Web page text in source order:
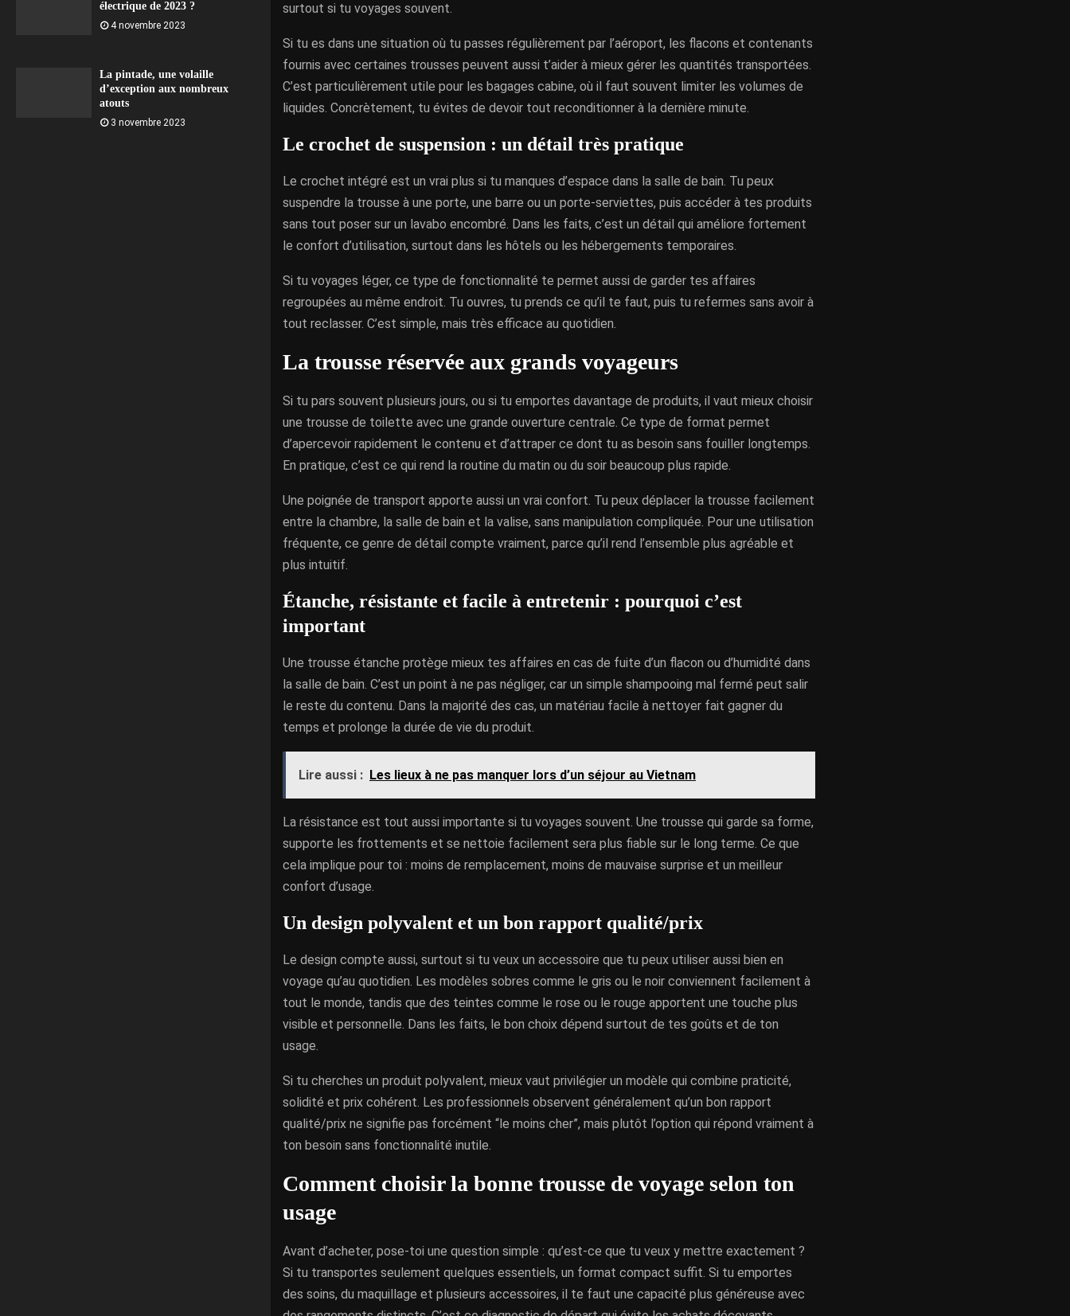
électrique de 2023 ?
4 novembre 2023
La pintade, une volaille
d’exception aux nombreux
atouts
3 novembre 2023
surtout si tu voyages souvent.
Si tu es dans une situation où tu passes régulièrement par l’aéroport, les flacons et contenants
fournis avec certaines trousses peuvent aussi t’aider à mieux gérer les quantités transportées.
C’est particulièrement utile pour les bagages cabine, où il faut souvent limiter les volumes de
liquides. Concrètement, tu évites de devoir tout reconditionner à la dernière minute.
Le crochet de suspension : un détail très pratique
Le crochet intégré est un vrai plus si tu manques d’espace dans la salle de bain. Tu peux
suspendre la trousse à une porte, une barre ou un porte-serviettes, puis accéder à tes produits
sans tout poser sur un lavabo encombré. Dans les faits, c’est un détail qui améliore fortement
le confort d’utilisation, surtout dans les hôtels ou les hébergements temporaires.
Si tu voyages léger, ce type de fonctionnalité te permet aussi de garder tes affaires
regroupées au même endroit. Tu ouvres, tu prends ce qu’il te faut, puis tu refermes sans avoir à
tout reclasser. C’est simple, mais très efficace au quotidien.
La trousse réservée aux grands voyageurs
Si tu pars souvent plusieurs jours, ou si tu emportes davantage de produits, il vaut mieux choisir
une trousse de toilette avec une grande ouverture centrale. Ce type de format permet
d’apercevoir rapidement le contenu et d’attraper ce dont tu as besoin sans fouiller longtemps.
En pratique, c’est ce qui rend la routine du matin ou du soir beaucoup plus rapide.
Une poignée de transport apporte aussi un vrai confort. Tu peux déplacer la trousse facilement
entre la chambre, la salle de bain et la valise, sans manipulation compliquée. Pour une utilisation
fréquente, ce genre de détail compte vraiment, parce qu’il rend l’ensemble plus agréable et
plus intuitif.
Étanche, résistante et facile à entretenir : pourquoi c’est
important
Une trousse étanche protège mieux tes affaires en cas de fuite d’un flacon ou d’humidité dans
la salle de bain. C’est un point à ne pas négliger, car un simple shampooing mal fermé peut salir
le reste du contenu. Dans la majorité des cas, un matériau facile à nettoyer fait gagner du
temps et prolonge la durée de vie du produit.
Lire aussi : Les lieux à ne pas manquer lors d’un séjour au Vietnam
La résistance est tout aussi importante si tu voyages souvent. Une trousse qui garde sa forme,
supporte les frottements et se nettoie facilement sera plus fiable sur le long terme. Ce que
cela implique pour toi : moins de remplacement, moins de mauvaise surprise et un meilleur
confort d’usage.
Un design polyvalent et un bon rapport qualité/prix
Le design compte aussi, surtout si tu veux un accessoire que tu peux utiliser aussi bien en
voyage qu’au quotidien. Les modèles sobres comme le gris ou le noir conviennent facilement à
tout le monde, tandis que des teintes comme le rose ou le rouge apportent une touche plus
visible et personnelle. Dans les faits, le bon choix dépend surtout de tes goûts et de ton
usage.
Si tu cherches un produit polyvalent, mieux vaut privilégier un modèle qui combine praticité,
solidité et prix cohérent. Les professionnels observent généralement qu’un bon rapport
qualité/prix ne signifie pas forcément “le moins cher”, mais plutôt l’option qui répond vraiment à
ton besoin sans fonctionnalité inutile.
Comment choisir la bonne trousse de voyage selon ton
usage
Avant d’acheter, pose-toi une question simple : qu’est-ce que tu veux y mettre exactement ?
Si tu transportes seulement quelques essentiels, un format compact suffit. Si tu emportes
des soins, du maquillage et plusieurs accessoires, il te faut une capacité plus généreuse avec